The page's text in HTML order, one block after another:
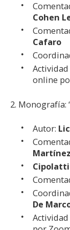
Cohen
Cafaro
online
2. Monografía:
Autor:
Martínez
Cipolatti
De